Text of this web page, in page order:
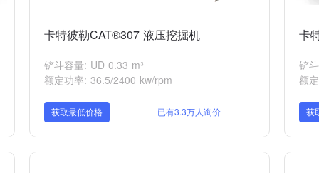
卡特彼勒CAT®307 液压挖掘机
铲斗容量: UD 0.33 m³
额定功率: 36.5/2400 kw/rpm
获取最低价格 已有3.3万人询价
卡
铲
额
获